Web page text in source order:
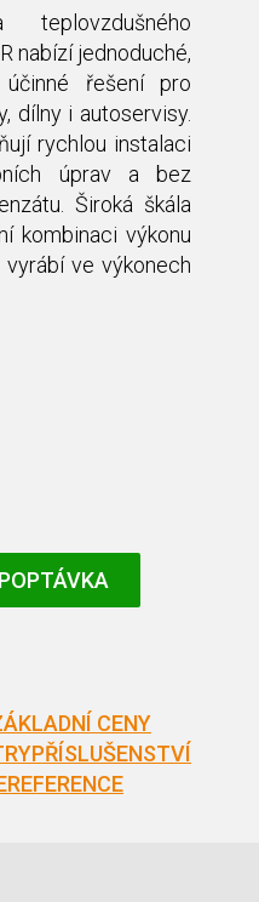
teplovzdušného
nabízí jednoduché,
řešení pro
dílny i autoservisy.
rychlou instalaci
úprav a bez
Široká škála
kombinaci výkonu
ve výkonech
CENY
PŘÍSLUŠENSTVÍ
REFERENCE